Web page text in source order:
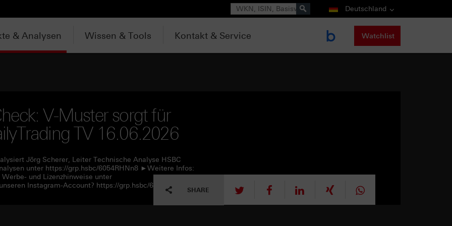
Suche Deutschland
& Analysen Wissen & Tools Kontakt & Service Watchlist
V-Muster sorgt für
TV 16.06.2026
Jörg Scherer, Leiter Technische Analyse HSBC
unter https://grp.hsbc/6054RHNn8 ►Weitere Infos:
und Lizenzhinweise unter
Instagram-Account? https://grp.hsbc/6057RHNn1
SHARE tweet mitteilen